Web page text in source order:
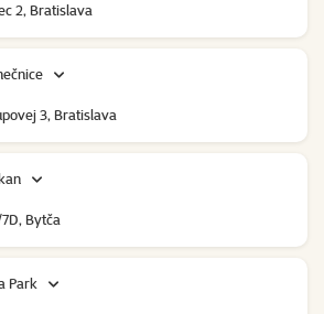
2, Bratislava
3, Bratislava
Bytča
Park